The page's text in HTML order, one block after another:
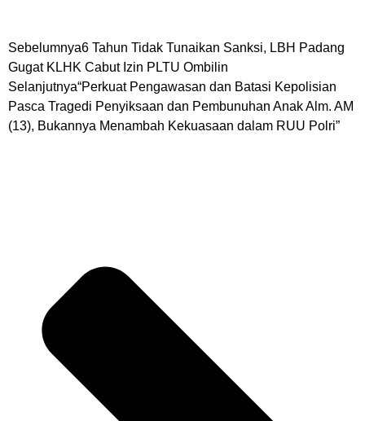
Sebelumnya6 Tahun Tidak Tunaikan Sanksi, LBH Padang
Gugat KLHK Cabut Izin PLTU Ombilin
Selanjutnya“Perkuat Pengawasan dan Batasi Kepolisian
Pasca Tragedi Penyiksaan dan Pembunuhan Anak Alm. AM
(13), Bukannya Menambah Kekuasaan dalam RUU Polri”